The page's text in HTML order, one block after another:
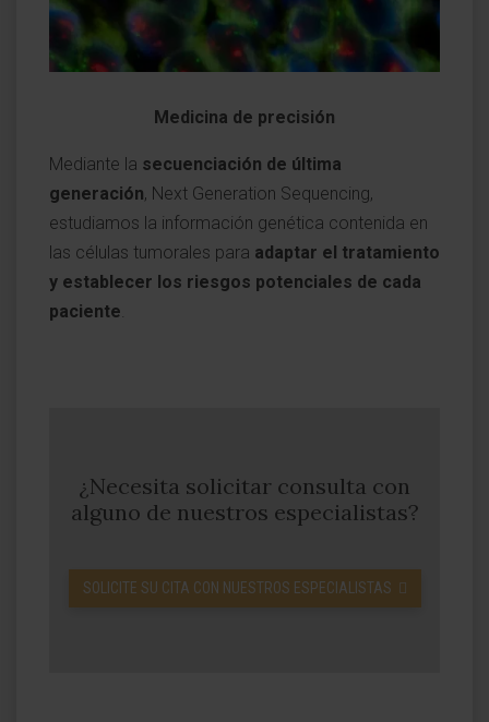
Medicina de precisión
Mediante la secuenciación de última
generación, Next Generation Sequencing,
estudiamos la información genética contenida en
las células tumorales para adaptar el tratamiento
y establecer los riesgos potenciales de cada
paciente.
¿Necesita solicitar consulta con
alguno de nuestros especialistas?
SOLICITE SU CITA CON NUESTROS ESPECIALISTAS